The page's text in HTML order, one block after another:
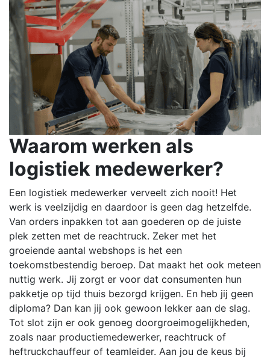
Waarom werken als
logistiek medewerker?
Een logistiek medewerker verveelt zich nooit! Het
werk is veelzijdig en daardoor is geen dag hetzelfde.
Van orders inpakken tot aan goederen op de juiste
plek zetten met de reachtruck. Zeker met het
groeiende aantal webshops is het een
toekomstbestendig beroep. Dat maakt het ook meteen
nuttig werk. Jij zorgt er voor dat consumenten hun
pakketje op tijd thuis bezorgd krijgen. En heb jij geen
diploma? Dan kan jij ook gewoon lekker aan de slag.
Tot slot zijn er ook genoeg doorgroeimogelijkheden,
zoals naar productiemedewerker, reachtruck of
heftruckchauffeur of teamleider. Aan jou de keus bij